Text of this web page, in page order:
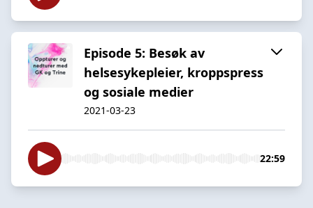
Episode 5: Besøk av
helsesykepleier, kroppspress
og sosiale medier
2021-03-23
22:59